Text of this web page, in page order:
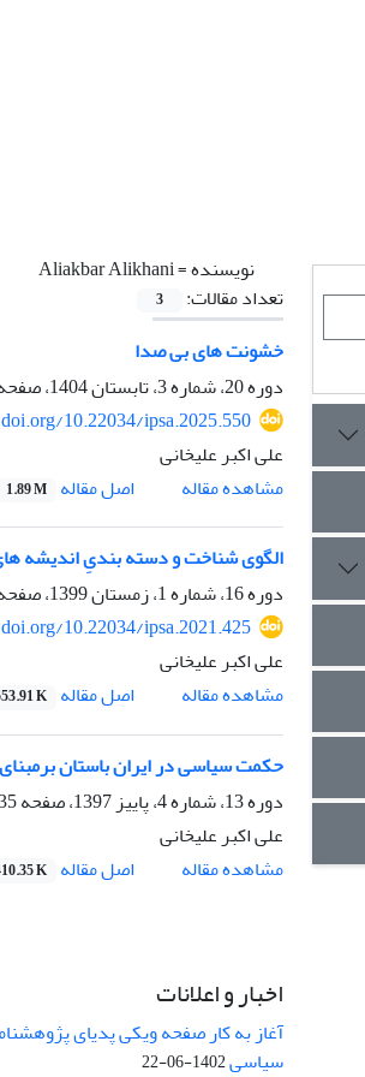
نویسنده =Aliakbar Alikhani
تعداد مقالات:
3
خشونت های بی صدا
دوره 20، شماره 3، تابستان 1404، صفحه
10.22034/ipsa.2025.550
علی اکبر علیخانی
مشاهده مقاله
اصل مقاله 1.89 M
الگوی شناخت و دسته بندیِ اندیشه
دوره 16، شماره 1، زمستان 1399، صفحه
10.22034/ipsa.2021.425
علی اکبر علیخانی
مشاهده مقاله
اصل مقاله K
حکمت سیاسی در ایران باستان
دوره 13، شماره 4، پاییز 1397، صفحه
علی اکبر علیخانی
مشاهده مقاله
اصل مقاله K
اخبار و اعلانات
آغاز به کار صفحه ویکی پدیای
سیاسی1402-06-22